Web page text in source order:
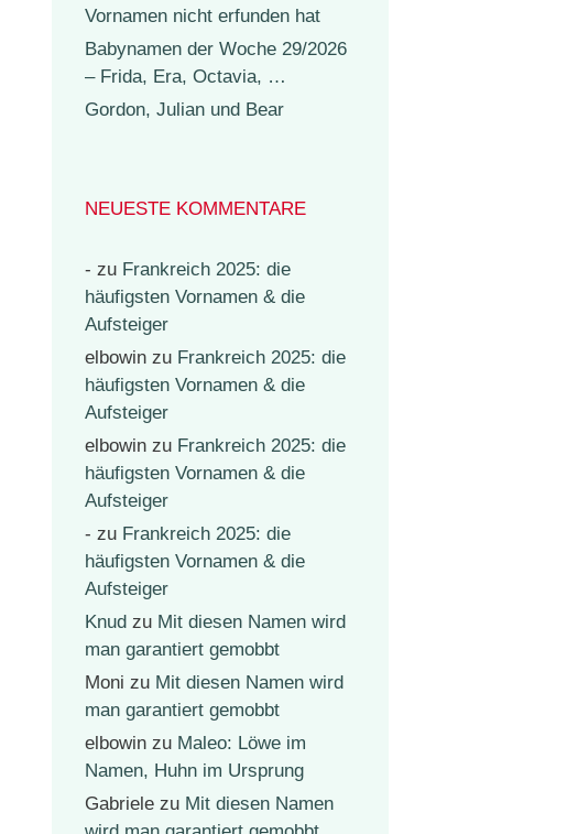
Vornamen nicht erfunden hat
Babynamen der Woche 29/2026
– Frida, Era, Octavia, …
Gordon, Julian und Bear
NEUESTE KOMMENTARE
- zu Frankreich 2025: die
häufigsten Vornamen & die
Aufsteiger
elbowin zu Frankreich 2025: die
häufigsten Vornamen & die
Aufsteiger
elbowin zu Frankreich 2025: die
häufigsten Vornamen & die
Aufsteiger
- zu Frankreich 2025: die
häufigsten Vornamen & die
Aufsteiger
Knud zu Mit diesen Namen wird
man garantiert gemobbt
Moni zu Mit diesen Namen wird
man garantiert gemobbt
elbowin zu Maleo: Löwe im
Namen, Huhn im Ursprung
Gabriele zu Mit diesen Namen